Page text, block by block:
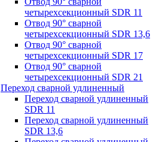
четырехсекционный SDR 11
Отвод 90° сварной
четырехсекционный SDR 13,6
Отвод 90° сварной
четырехсекционный SDR 17
Отвод 90° сварной
четырехсекционный SDR 21
Переход сварной удлиненный
Переход сварной удлиненный
SDR 11
Переход сварной удлиненный
SDR 13,6